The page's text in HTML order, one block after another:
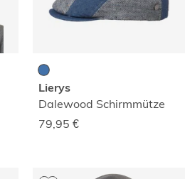
Lierys
Dalewood Schirmmütze
79,95 €